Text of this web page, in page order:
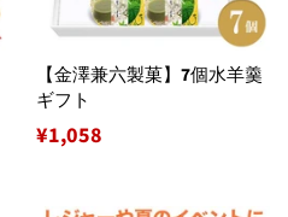
【金澤兼六製菓】7個水羊羹
ギフト
通
価
¥1,058